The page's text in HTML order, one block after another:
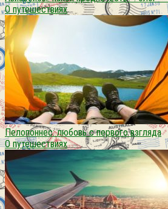
О путешествиях
Пелопоннес: любовь с первого взгляда
О путешествиях